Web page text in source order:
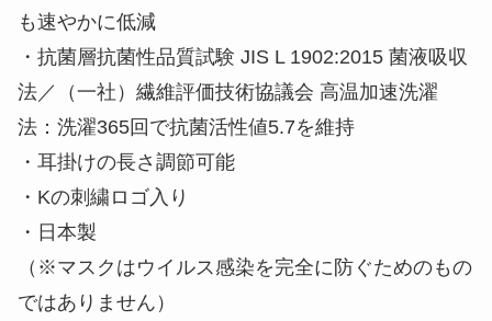
特徴
・3層構造で通気性に優れています
・ウイルス・細菌・花粉の侵入を抑制し、ニオイ菌